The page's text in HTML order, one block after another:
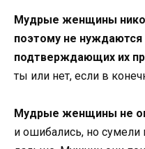
Мудрые женщины
поэтому не нуждаются
подтверждающих их
ты или нет, если в
Мудрые женщины не
и ошибались, но сумели